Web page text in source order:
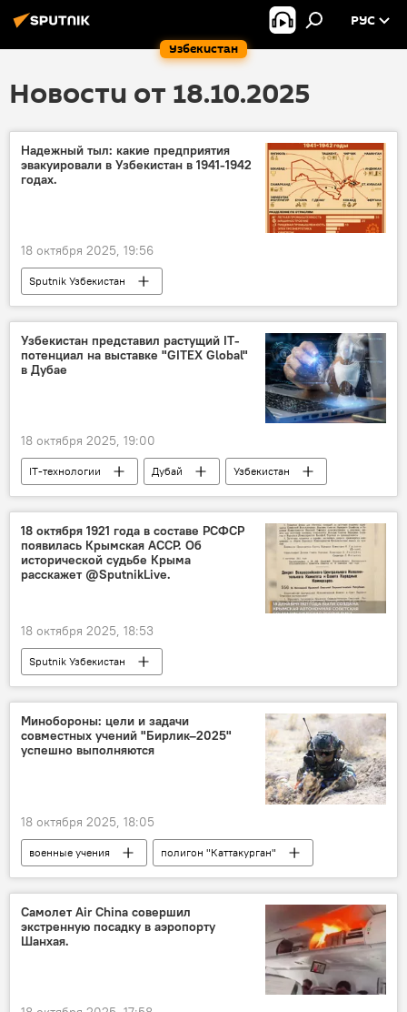
Узбекистан
РУС
Новости от 18.10.2025
Надежный тыл: какие предприятия
эвакуировали в Узбекистан в 1941-1942
годах.
18 октября 2025, 19:56
Sputnik Узбекистан
Узбекистан представил растущий IT-
потенциал на выставке "GITEX Global"
в Дубае
18 октября 2025, 19:00
IT-технологии Дубай
Узбекистан
Инвестиции
Конференция
стартап
IT Park Uzbekistan
18 октября 1921 года в составе РСФСР
появилась Крымская АССР. Об
исторической судьбе Крыма
расскажет @SputnikLive.
18 октября 2025, 18:53
Sputnik Узбекистан
Минобороны: цели и задачи
совместных учений "Бирлик–2025"
успешно выполняются
18 октября 2025, 18:05
военные учения
полигон "Каттакурган"
Узбекистан
Минобороны Узбекистана
Таджикистан
Кыргызстан
Азербайджан
Самолет Air China совершил
экстренную посадку в аэропорту
Шанхая.